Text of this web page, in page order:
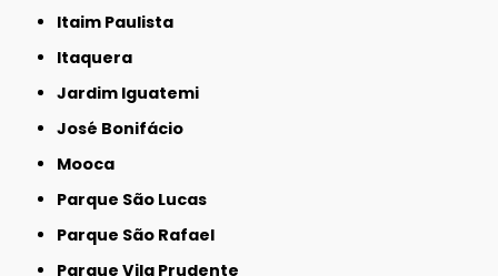
Itaim Paulista
Itaquera
Jardim Iguatemi
José Bonifácio
Mooca
Parque São Lucas
Parque São Rafael
Parque Vila Prudente